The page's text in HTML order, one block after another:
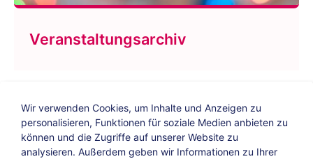
Veranstaltungsarchiv
Wir verwenden Cookies, um Inhalte und Anzeigen zu
personalisieren, Funktionen für soziale Medien anbieten zu
können und die Zugriffe auf unserer Website zu
analysieren. Außerdem geben wir Informationen zu Ihrer